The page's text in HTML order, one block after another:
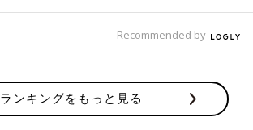
Recommended by
ランキングをもっと見る